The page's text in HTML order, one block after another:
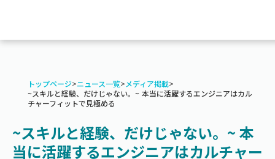
トップページ>ニュース一覧>メディア掲載>
~スキルと経験、だけじゃない。~ 本当に活躍するエンジニアはカル
チャーフィットで見極める
~スキルと経験、だけじゃない。~ 本
当に活躍するエンジニアはカルチャー